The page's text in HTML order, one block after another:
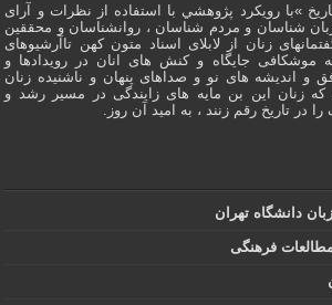
»با رویکرد پژوهشي با استفاده از نظرات و آرای
شناسان و مردم شناسان ، روانشناسان و محققین
زنان از لابلای اسناد متون کهن تاآرشیوهای
موشکافی جايگاه و كنش هاى انان در رویدادها و
و اندیشه های نو و صداهای پنهان و ناشنیده زنان
که زنان این بن مایه های زایندگی در مسير رشد و
در تاریخ رقم زنند ، به اميد آن روز.
دانشگاه تهران
فرهنگی